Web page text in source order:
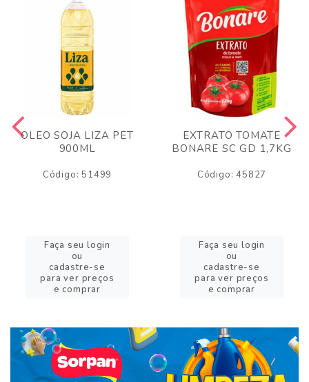
OLEO SOJA LIZA PET
900ML
Código: 51499
Faça seu login
ou
cadastre-se
para ver preços
e comprar
EXTRATO TOMATE
BONARE SC GD 1,7KG
Código: 45827
Faça seu login
ou
cadastre-se
para ver preços
e comprar